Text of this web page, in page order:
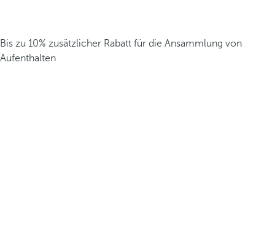
Bis zu 10% zusätzlicher Rabatt für die Ansammlung von
Aufenthalten